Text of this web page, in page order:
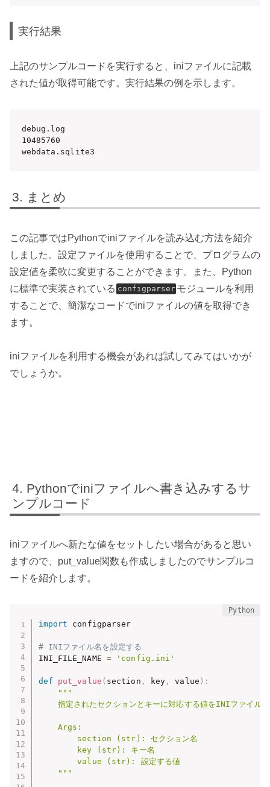
実行結果
上記のサンプルコードを実行すると、iniファイルに記載
された値が取得可能です。実行結果の例を示します。
debug.log
10485760
webdata.sqlite3
まとめ
この記事ではPythonでiniファイルを読み込む方法を紹介
しました。設定ファイルを使用することで、プログラムの
設定値を柔軟に変更することができます。また、Python
に標準で実装されている configparser モジュールを利用
することで、簡潔なコードでiniファイルの値を取得でき
ます。
iniファイルを利用する機会があれば試してみてはいかが
でしょうか。
Pythonでiniファイルへ書き込みするサ
ンプルコード
iniファイルへ新たな値をセットしたい場合があると思い
ますので、put_value関数も作成しましたのでサンプルコ
ードを紹介します。
import configparser
# INIファイル名を設定する
INI_FILE_NAME = 'config.ini'
def put_value ( section , key , value ) :
"""
指定されたセクションとキーに対応する値をINIファイル
    Args:
        section (str): セクション名
        key (str): キー名
        value (str): 設定する値
    """